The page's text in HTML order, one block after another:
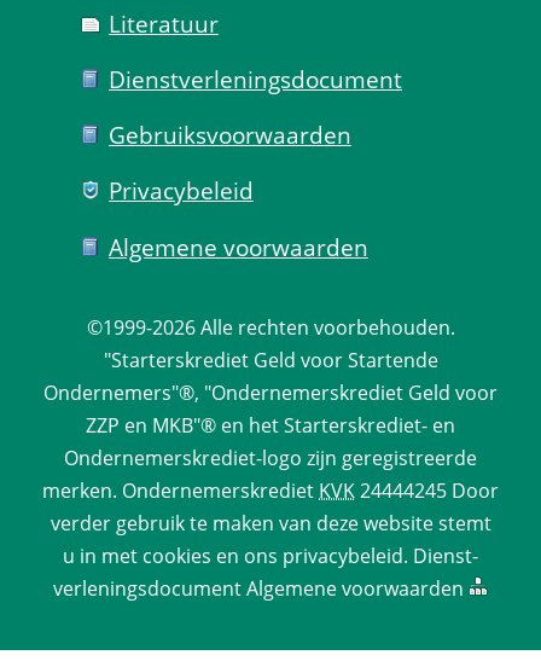
Literatuur
Dienst­verlenings­document
Gebruiks­voorwaarden
Privacy­beleid
Algemene voorwaarden
©1999-2026 Alle rechten voorbehouden.
"Starterskrediet Geld voor Startende
Ondernemers"®, "Ondernemerskrediet Geld voor
ZZP en MKB"® en het Starterskrediet- en
Ondernemerskrediet-logo zijn geregistreerde
merken. Ondernemerskrediet KVK 24444245 Door
verder gebruik te maken van deze website stemt
u in met cookies en ons privacy­beleid. Dienst­
verlenings­documentAlgemene voorwaarden